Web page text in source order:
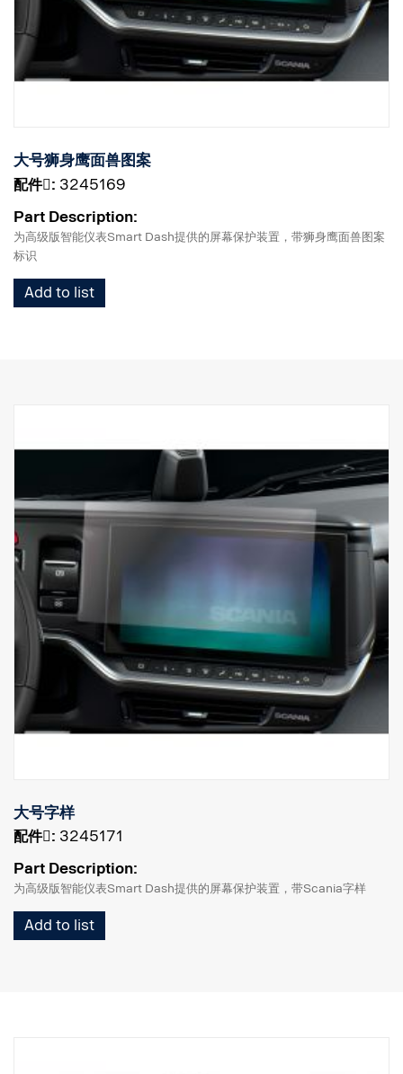
大号狮身鹰面兽图案
配件􀌸: 3245169
Part Description:
为高级版智能仪表Smart Dash提供的屏幕保护装置，带狮身鹰面兽图案
标识
Add to list
大号字样
配件􀌸: 3245171
Part Description:
为高级版智能仪表Smart Dash提供的屏幕保护装置，带Scania字样
Add to list